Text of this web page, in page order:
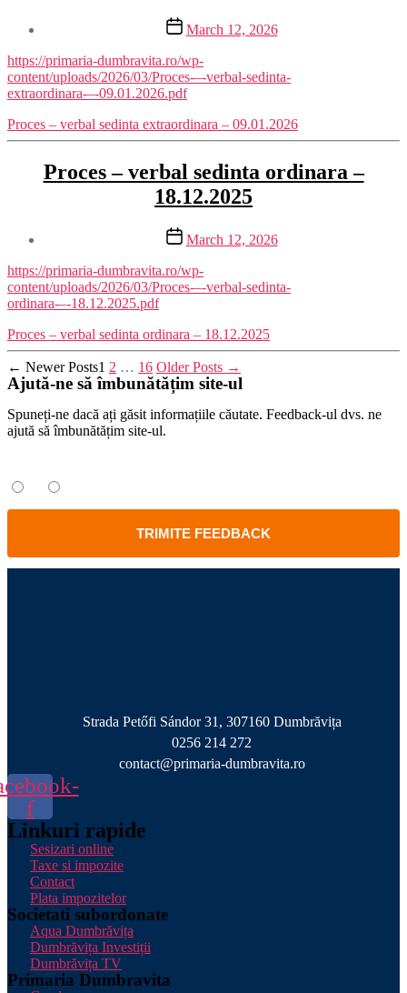
Post
date
March 12, 2026
https://primaria-dumbravita.ro/wp-
content/uploads/2026/03/Proces-–-verbal-sedinta-
extraordinara-–-09.01.2026.pdf
Proces – verbal sedinta extraordinara – 09.01.2026
Proces – verbal sedinta ordinara –
18.12.2025
Post
date
March 12, 2026
https://primaria-dumbravita.ro/wp-
content/uploads/2026/03/Proces-–-verbal-sedinta-
ordinara-–-18.12.2025.pdf
Proces – verbal sedinta ordinara – 18.12.2025
Posts
pagination
← NewerPosts1 2 … 16 OlderPosts →
Ajută-ne să îmbunătățim site-ul
Spuneți-ne dacă ați găsit informațiile căutate. Feedback-ul dvs. ne
ajută să îmbunătățim site-ul.
TRIMITE FEEDBACK
Strada Petőfi Sándor 31, 307160 Dumbrăvița
0256 214 272
contact@primaria-dumbravita.ro
f
Linkuri rapide
Sesizari online
Taxe si impozite
Contact
Plata impozitelor
Societati subordonate
Aqua Dumbrăvița
Dumbrăvița Investiții
Dumbrăvița TV
Primaria Dumbravita